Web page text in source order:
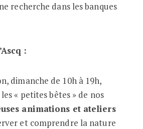
recherche dans les banques
:
dimanche de 10h à 19h,
« petites bêtes » de nos
animations et ateliers
et comprendre la nature